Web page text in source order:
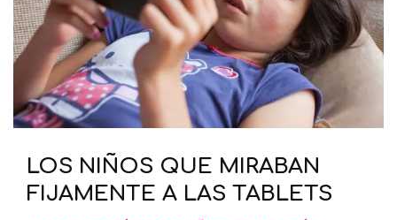
LOS NIÑOS QUE MIRABAN
FIJAMENTE A LAS TABLETS